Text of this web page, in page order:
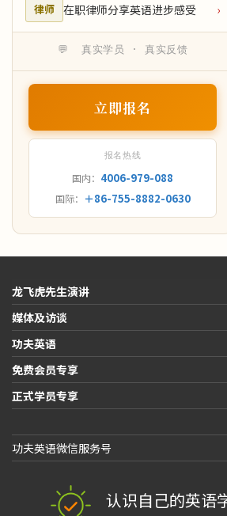
律师 在职律师分享英语进步感受 ›
💬 真实学员 · 真实反馈
立即报名
报名热线
国内： 4006-979-088
国际： ＋86-755-8882-0630
龙飞虎先生演讲
媒体及访谈
功夫英语
免费会员专享
正式学员专享
功夫英语微信服务号
认识自己的英语